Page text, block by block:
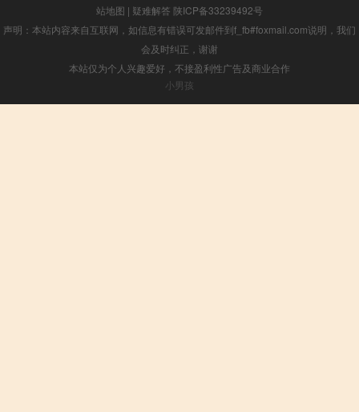
站地图 | 疑难解答 陕ICP备33239492号
声明：本站内容来自互联网，如信息有错误可发邮件到f_fb#foxmail.com说明，我们
会及时纠正，谢谢
本站仅为个人兴趣爱好，不接盈利性广告及商业合作
小男孩